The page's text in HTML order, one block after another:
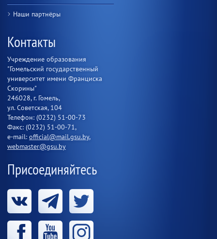
Наши партнёры
Контакты
Учреждение образования
"Гомельский государственный
университет имени Франциска
Скорины"
246028, г. Гомель,
ул. Советская, 104
Телефон: (0232) 51-00-73
Факс: (0232) 51-00-71,
e-mail: official@mail.gsu.by,
webmaster@gsu.by
Присоединяйтесь